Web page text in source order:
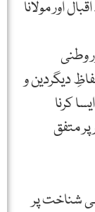
اور مولانا
وطنی
دیگردین و
کرنا
پر متفق
شناخت پر